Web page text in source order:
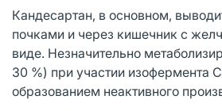
Кандесартан, в основном,
почками и через кишечник с
виде. Незначительно
30 %) при участии изофермента
образованием неактивного